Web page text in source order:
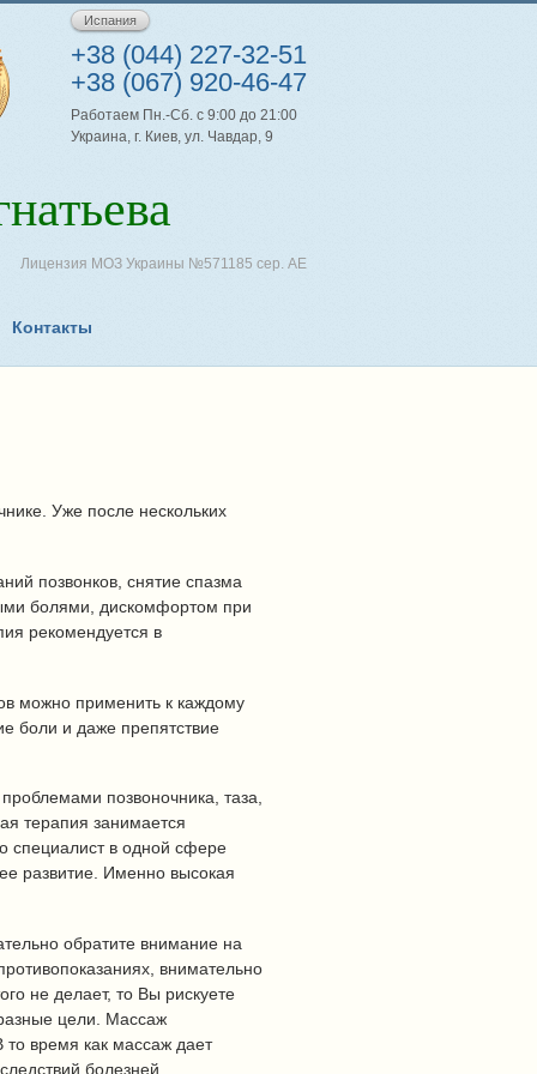
Испания
+38 (044) 227-32-51
+38 (067) 920-46-47
Работаем Пн.-Сб. с 9:00 до 21:00
Украина, г. Киев, ул. Чавдар, 9
Лицензия МОЗ Украины №571185 сер. АЕ
Контакты
Уже после нескольких
позвонков, снятие спазма
болями, дискомфортом при
рекомендуется в
можно применить к каждому
боли и даже препятствие
позвоночника, таза,
терапия занимается
специалист в одной сфере
развитие. Именно высокая
обратите внимание на
внимательно
не делает, то Вы рискуете
цели. Массаж
то время как массаж дает
болезней.